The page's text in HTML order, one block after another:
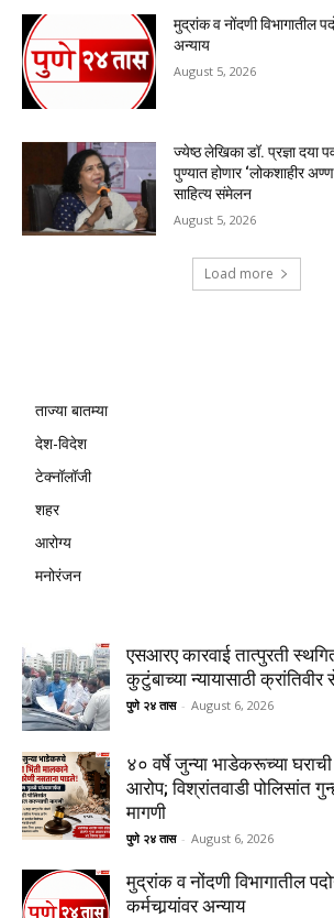
मुद्रांक व नोंदणी विभागातील
अन्याय
August 5, 2026
ज्येष्ठ लेखिका डॉ. प्रज्ञा दया
पुण्यात होणार ‘लोकशाहीर
साहित्य संमेलन
August 5, 2026
Load more
ताज्या बातम्या
देश-विदेश
टेक्नॉलॉजी
शहर
आरोग्य
मनोरंजन
एसआरए कारवाई तात्पुरती
कुटुंबाच्या न्यायासाठी
पुणे २४ तास - August 6, 2026
४० वर्षे जुन्या भाडेकरूच्या
आरोप; विश्रांतवाडी पोलिसांत
मागणी
पुणे २४ तास - August 6, 2026
मुद्रांक व नोंदणी विभागातील
कर्मचार्‍यांवर अन्याय